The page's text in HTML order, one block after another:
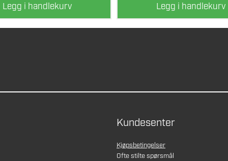
Legg i handlekurv Legg i handlekurv
Kundesenter
Kjøpsbetingelser
Ofte stilte spørsmål